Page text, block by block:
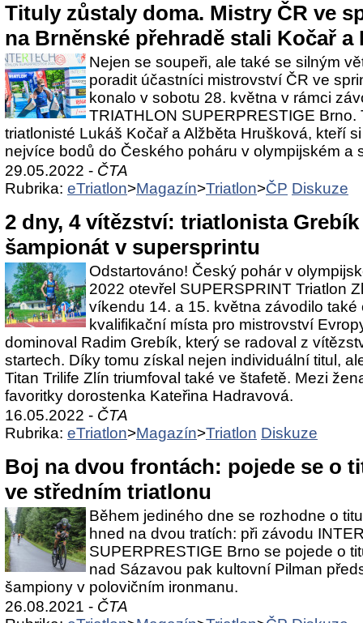
Tituly zůstaly doma. Mistry ČR ve
na Brněnské přehradě stali Kočař a
Nejen se soupeři, ale také se silným
poradit účastníci mistrovství ČR ve
konalo v sobotu 28. května v rámci
TRIATHLON SUPERPRESTIGE
triatlonisté Lukáš Kočař a Alžběta Hrušková, kteří
nejvíce bodů do Českého poháru v olympijském a
29.05.2022 - ČTA
Rubrika: eTriatlon>Magazín>Triatlon>ČP Diskuze
2 dny, 4 vítězství: triatlonista
šampionát v supersprintu
Odstartováno! Český pohár v
2022 otevřel SUPERSPRINT Triatlon
víkendu 14. a 15. května závodilo také
kvalifikační místa pro mistrovství
dominoval Radim Grebík, který se radoval z
startech. Díky tomu získal nejen individuální titul,
Titan Trilife Zlín triumfoval také ve štafetě. Mezi
favoritky dorostenka Kateřina Hadravová.
16.05.2022 - ČTA
Rubrika: eTriatlon>Magazín>Triatlon Diskuze
Boj na dvou frontách: pojede se o
ve středním triatlonu
Během jediného dne se rozhodne o
hned na dvou tratích: při závodu
SUPERPRESTIGE Brno se pojede o
nad Sázavou pak kultovní Pilman
šampiony v polovičním ironmanu.
26.08.2021 - ČTA